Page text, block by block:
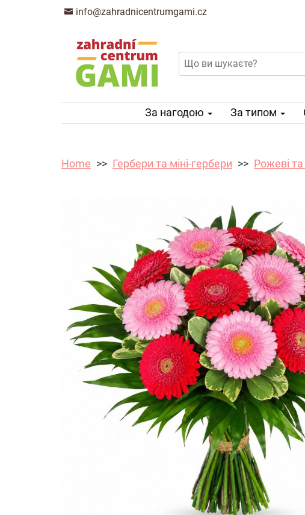
info@zahradnicentrumgami.cz
За нагодою За типом
Home Гербери та міні-гербери Рожеві та